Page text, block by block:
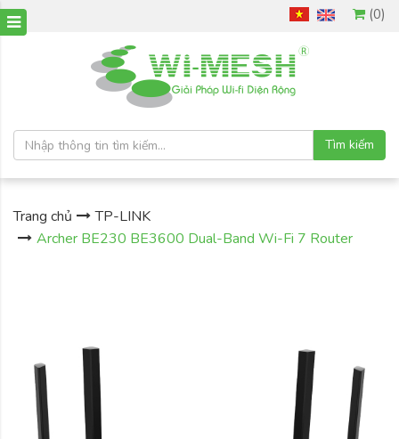
(0)
Tìm kiếm
Trang chủ
TP-LINK
Archer BE230 BE3600 Dual-Band Wi-Fi 7 Router